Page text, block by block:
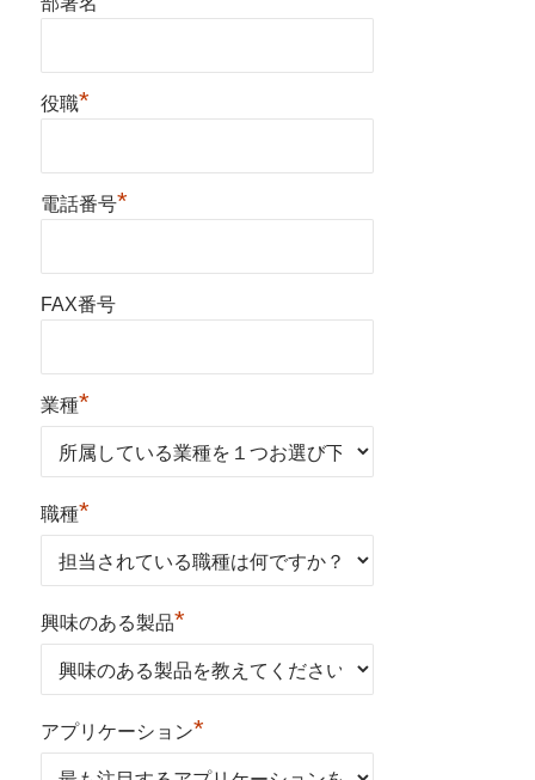
役職*
電話番号*
FAX番号
業種*
職種*
興味のある製品*
アプリケーション*